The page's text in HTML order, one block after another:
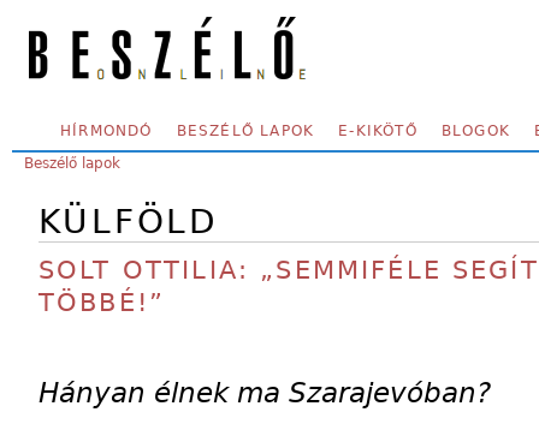
SECONDARY MENU
HÍRMONDÓ BESZÉLŐ LAPOK E-KIKÖTŐ BLOGOK
YOU ARE HERE:
Beszélő lapok
KÜLFÖLD
SOLT OTTILIA: „SEMMIFÉLE
TÖBBÉ!”
Hányan élnek ma Szarajevóban?